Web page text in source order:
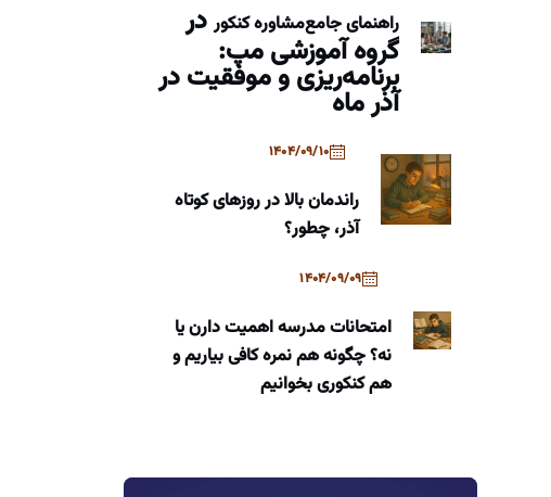
راهنمای جامعمشاوره کنکوردر
گروه آموزشی مپ:
برنامه‌ریزی و موفقیت در
آذر ماه
1404/09/10
راندمان بالا در روزهای کوتاه
آذر، چطور؟
1404/09/09
امتحانات مدرسه اهمیت دارن یا
نه؟ چگونه هم نمره کافی بیاریم و
هم کنکوری بخوانیم